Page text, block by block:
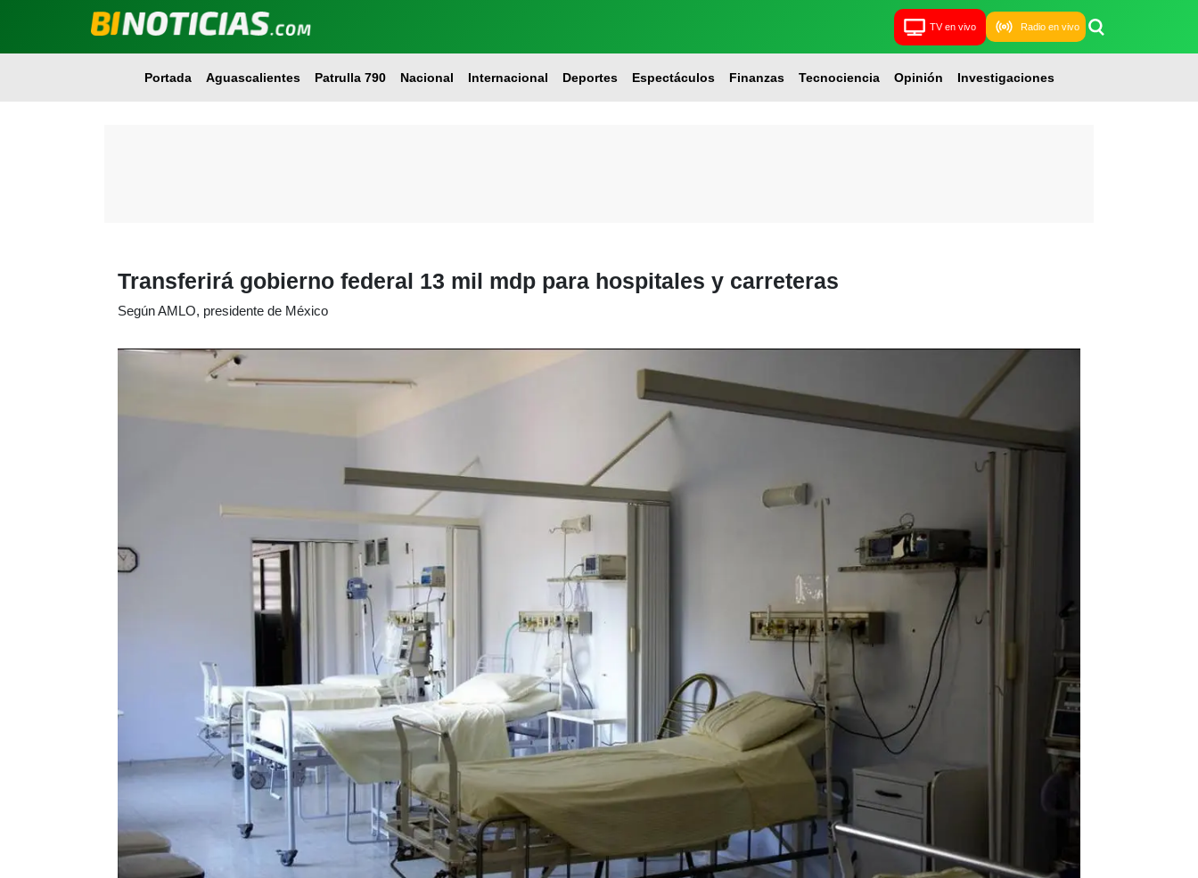
TV en vivo Radio en vivo
Portada Aguascalientes Patrulla 790 Nacional Internacional Deportes Espectáculos Finanzas Tecnociencia Opinión Investigaciones
Transferirá gobierno federal 13 mil mdp para hospitales y carreteras
Según AMLO, presidente de México